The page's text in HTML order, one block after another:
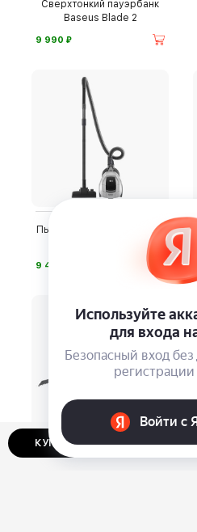
КУПИТЬ В ОДИН КЛИК
Сверхтонкий пауэрбанк
Baseus Blade 2
9 990 ⃏
Пылесос LG VC5420NNTS
9 490
Аккумуляторная пила